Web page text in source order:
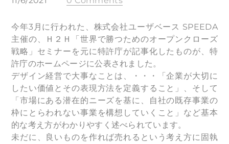
今年3月に行われた、株式会社ユーザベース SPEEDA
主催の、Ｈ２Ｈ「世界で勝つためのオープンクローズ
戦略」セミナーを元に特許庁が記事化したものが、特
許庁のホームページに公表されました。
デザイン経営で大事なことは、・・・「企業が大切に
したい価値とその表現方法を定義すること」、そして
「市場にある潜在的ニーズを基に、自社の既存事業の
枠にとらわれない事業を構想していくこと」など基本
的な考え方がわかりやすく述べられています。
未だに、良いものを作れば売れるという考え方に固執